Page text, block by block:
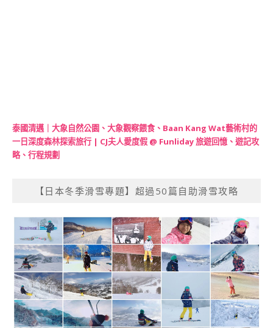
泰國清邁｜大象自然公園、大象觀察餵食、Baan Kang Wat藝術村的
一日深度森林探索旅行 | CJ夫人愛度假 @ Funliday 旅遊回憶、遊記攻
略、行程規劃
【日本冬季滑雪專題】超過50篇自助滑雪攻略